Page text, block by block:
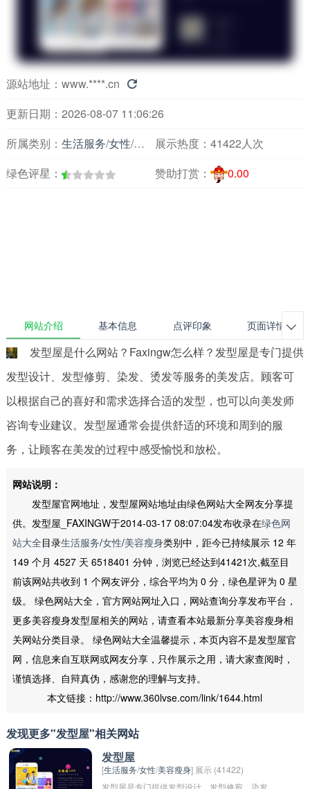
源站地址： www.****.cn 
更新日期：2026-08-07 11:06:26
所属类别： 生活服务/女性/美容瘦身展示热度： 41422人次
绿色评星：
赞助打赏： 0.00
网站介绍 基本信息 点评印象 页面详情 
发型屋是什么网站？Faxingw怎么样？发型屋是专门提供
发型设计、发型修剪、染发、烫发等服务的美发店。顾客可
以根据自己的喜好和需求选择合适的发型，也可以向美发师
咨询专业建议。发型屋通常会提供舒适的环境和周到的服
务，让顾客在美发的过程中感受愉悦和放松。
网站说明：
发型屋官网地址，发型屋网站地址由绿色网站大全网友分享提
供。发型屋_FAXINGW于2014-03-17 08:07:04发布收录在绿色网
站大全目录生活服务/女性/美容瘦身类别中，距今已持续展示 12 年
149 个月 4527 天 6518401 分钟，浏览已经达到41421次,截至目
前该网站共收到 1 个网友评分，综合平均为 0 分，绿色星评为 0 星
级。 绿色网站大全，官方网站网址入口，网站查询分享发布平台，
更多美容瘦身发型屋相关的网站，请查看本站最新分享美容瘦身相
关网站分类目录。 绿色网站大全温馨提示，本页内容不是发型屋官
网，信息来自互联网或网友分享，只作展示之用，请大家查阅时，
谨慎选择、自辩真伪，感谢您的理解与支持。
本文链接：http://www.360lvse.com/link/1644.html
发现更多"发型屋"相关网站
发型屋
[生活服务/女性/美容瘦身] 展示 (41422)